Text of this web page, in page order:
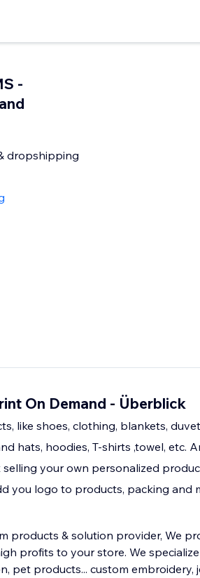
-
dropshipping
On Demand - Überblick
like shoes, clothing, blankets,
hats, hoodies, T-shirts ,towel, etc.
selling your own personalized
you logo to products, packing and
products & solution provider, We
profits to your store. We
pet products... custom embroidery,